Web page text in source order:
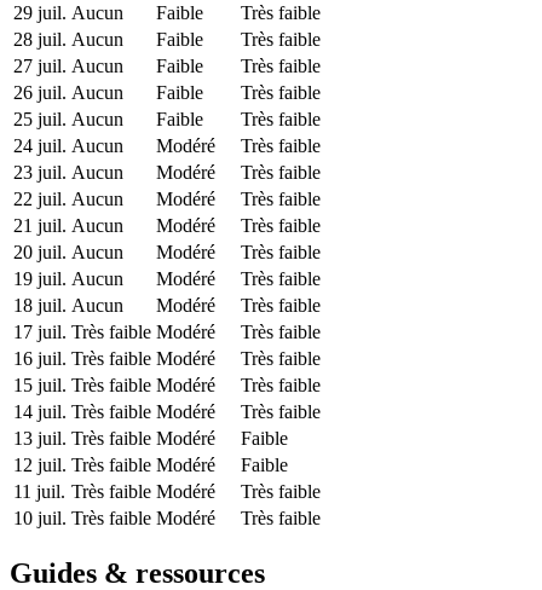
29 juil. Aucun Faible
Très faible
28 juil. Aucun Faible
Très faible
27 juil. Aucun Faible
Très faible
26 juil. Aucun Faible
Très faible
25 juil. Aucun Faible
Très faible
24 juil. Aucun Modéré
Très faible
23 juil. Aucun Modéré
Très faible
22 juil. Aucun Modéré
Très faible
21 juil. Aucun Modéré
Très faible
20 juil. Aucun Modéré
Très faible
19 juil. Aucun Modéré
Très faible
18 juil. Aucun Modéré
Très faible
17 juil. Très faible Modéré
Très faible
16 juil. Très faible Modéré
Très faible
15 juil. Très faible Modéré
Très faible
14 juil. Très faible Modéré
Très faible
13 juil. Très faible Modéré
Faible
12 juil. Très faible Modéré
Faible
11 juil. Très faible Modéré
Très faible
10 juil. Très faible Modéré Très faible
Guides & ressources